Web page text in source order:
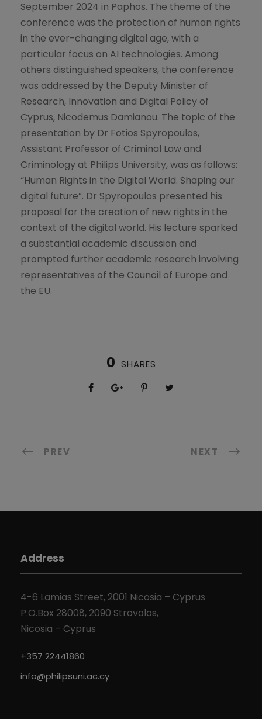
September 2024 in Paphos. The theme of the
conference was the protection of human rights
in the ever-changing digital age, with a
particular focus on AI technologies. Among
others distinguished speakers, the conference
was addressed by the Deputy Minister of
Research, Innovation and Digital Policy of
Cyprus, Nicodemus Damianou. The topic of the
presentation by Dr Fotios Spyropoulos,
Assistant Professor of Criminal Law and
Criminology at Philips University, was as follows:
“Human Rights in the Digital World. Shaping our
digital future”. Dr Spyropoulos presented his
proposal for the creation of new rights in the
context of the digital world. His lecture sparked
a substantial academic discussion and
prompted further academic research involving
representatives of the Council of Europe and
the EU.
0 SHARES
PREV NEXT
Address
4-6 Lamias Street, 2001 Nicosia – Cyprus
P.O.Box 28008, 2090 Strovolos,
Nicosia – Cyprus
+357 22441860
info@philipsuni.ac.cy